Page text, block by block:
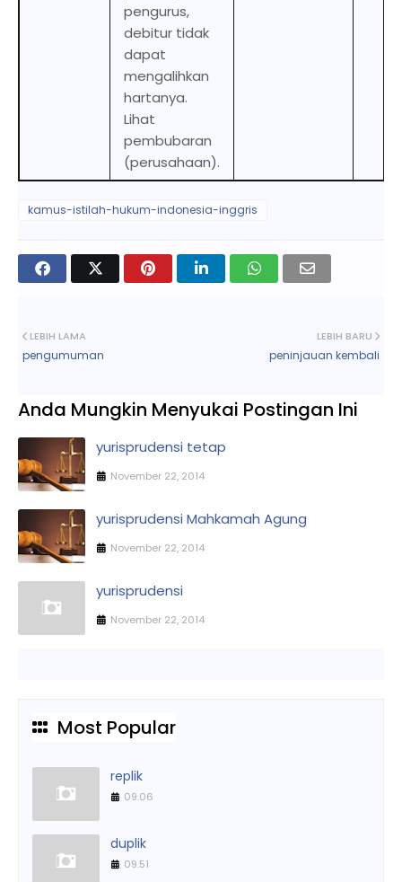
pengurus,
debitur tidak
dapat
mengalihkan
hartanya.
Lihat
pembubaran
(perusahaan).
kamus-istilah-hukum-indonesia-inggris
LEBIH BARU
peninjauan kembali
LEBIH LAMA
pengumuman
Anda Mungkin Menyukai Postingan Ini
yurisprudensi tetap
November 22, 2014
yurisprudensi Mahkamah Agung
November 22, 2014
yurisprudensi
November 22, 2014
Most Popular
replik
09.06
duplik
09.51